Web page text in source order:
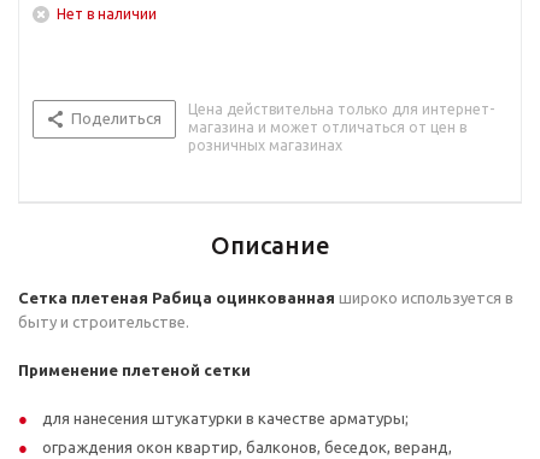
Нет в наличии
Поделиться
Цена действительна только для интернет-
магазина и может отличаться от цен в
розничных магазинах
Описание
Сетка плетеная Рабица оцинкованная широко используется в
быту и строительстве.
Применение плетеной сетки
для нанесения штукатурки в качестве арматуры;
ограждения окон квартир, балконов, беседок, веранд,